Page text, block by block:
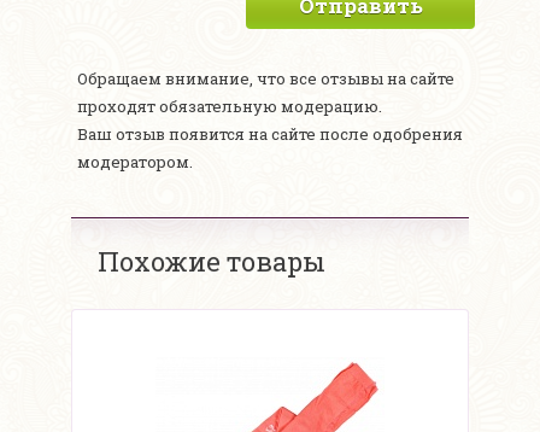
Отправить
Обращаем внимание, что все отзывы на сайте
проходят обязательную модерацию.
Ваш отзыв появится на сайте после одобрения
модератором.
Похожие товары